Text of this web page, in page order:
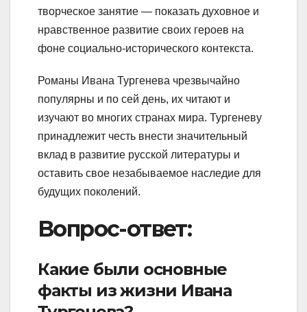
творческое занятие — показать духовное и
нравственное развитие своих героев на
фоне социально-исторического контекста.
Романы Ивана Тургенева чрезвычайно
популярны и по сей день, их читают и
изучают во многих странах мира. Тургеневу
принадлежит честь внести значительный
вклад в развитие русской литературы и
оставить свое незабываемое наследие для
будущих поколений.
Вопрос-ответ:
Какие были основные
факты из жизни Ивана